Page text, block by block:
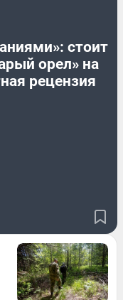
стоит
орел» на
рецензия